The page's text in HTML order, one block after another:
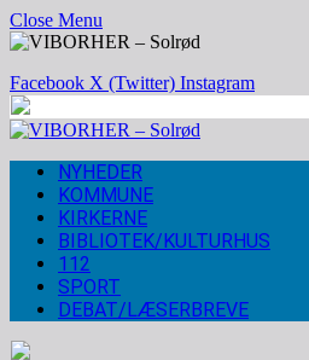
Close Menu
Facebook X (Twitter) Instagram
NYHEDER
KOMMUNE
KIRKERNE
BIBLIOTEK/KULTURHUS
112
SPORT
DEBAT/LÆSERBREVE